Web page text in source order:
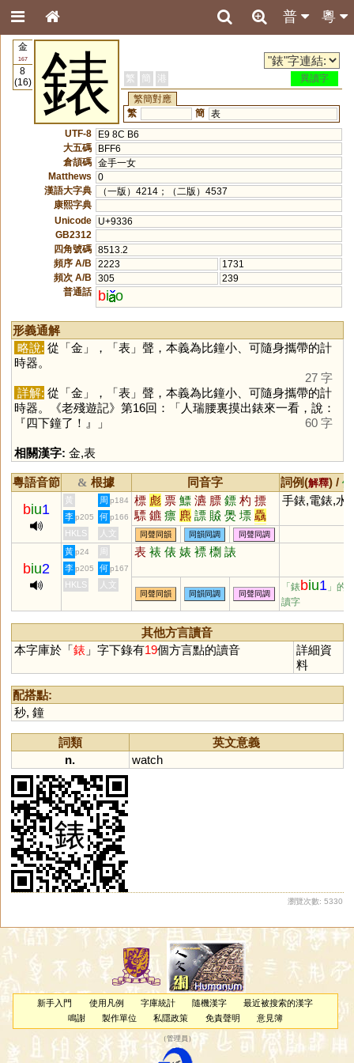
粵
普
金
167
8
(16)
錶 繁 簡 港
異讀字
繁簡對應
繁
簡 表
UTF-8
E9 8C B6
大五碼
BFF6
倉頡碼 金手一女
Matthews
0
漢語大字典
（一版）4214；（二版）4537
康熙字典
Unicode
U+9336
GB2312
四角號碼 8513.2
頻序 A/B
2223
1731
頻次 A/B
305
239
普通話
bi o
形義通解
略說: 從「金 」，「表」聲，本義為比鐘小、可隨身攜帶的計
時器。
27 字
詳解: 從「金 」，「表」聲，本義為比鐘小、可隨身攜帶的計
時器。《老殘遊記》第16回：「人瑞腰裏摸出錶來一看，說：
『四下鐘了！』」
60 字
相關漢字: 金,表
粵語音節 & 根據 同音字 詞例(解釋) /
biu1
黃 周 p184 標 彪 票 鰾 瀌 膘 鏢 杓 摽
驃 鑣 瘭 麃 謤 贆 爂 墂 驫
穮 藨 臕 儦 蔈 熛 滮 飆 髟
猋 颩 颮
手錶,電錶,水
李 p205 何 p166
HKLS 人文 同聲同韻 同韻同調 同聲同調
biu2
黃 p24 周 表 裱 俵 婊 褾 檦 諘
李 p205 何 p167
HKLS 人文
同聲同韻 同韻同調 同聲同調
「錶biu1 」的
讀字
其他方言讀音
本字庫於「錶 」字下錄有19個方言點的讀音
詳細資
料
配搭點:
秒, 鐘
詞類
英文意義
n.
watch
瀏覽次數: 5330
新手入門 使用凡例 字庫統計 隨機漢字
最近被搜索的漢字
鳴謝
製作單位 私隱政策 免責聲明 意見簿
（管理員 ）